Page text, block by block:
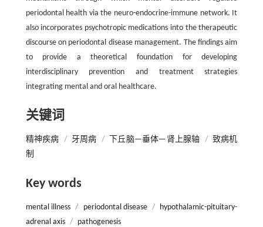
periodontal health via the neuro-endocrine-immune network. It
also incorporates psychotropic medications into the therapeutic
discourse on periodontal disease management. The findings aim
to provide a theoretical foundation for developing
interdisciplinary prevention and treatment strategies
integrating mental and oral healthcare.
关键词
精神疾病 / 牙周病 / 下丘脑—垂体—肾上腺轴 / 致病机
制
Key words
mental illness / periodontal disease / hypothalamic-pituitary-
adrenal axis / pathogenesis